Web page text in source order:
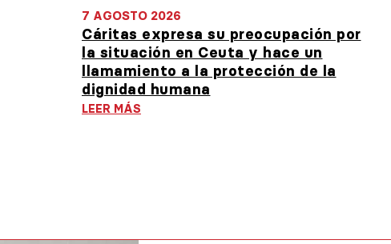
7 AGOSTO 2026
Cáritas expresa su preocupación por
la situación en Ceuta y hace un
llamamiento a la protección de la
dignidad humana
LEER MÁS